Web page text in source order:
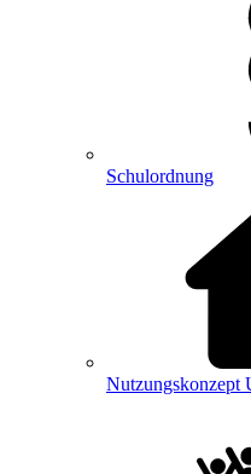
Schulordnung
Nutzungskonzept